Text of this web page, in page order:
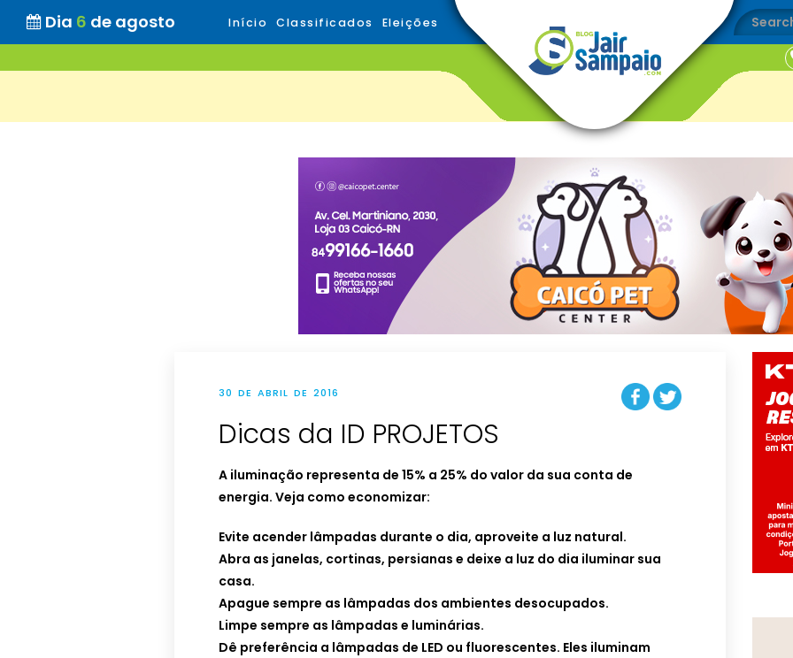
Dia 6 de agosto Início Classificados Eleições
30 DE ABRIL DE 2016
Dicas da ID PROJETOS
A iluminação representa de 15% a 25% do valor da sua conta de
energia. Veja como economizar:
Evite acender lâmpadas durante o dia, aproveite a luz natural.
Abra as janelas, cortinas, persianas e deixe a luz do dia iluminar sua
casa.
Apague sempre as lâmpadas dos ambientes desocupados.
Limpe sempre as lâmpadas e luminárias.
Dê preferência a lâmpadas de LED ou fluorescentes. Eles iluminam